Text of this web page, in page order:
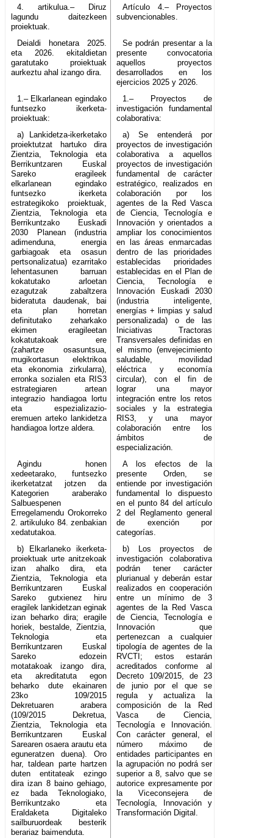
4. artikulua.– Diruz
lagundu daitezkeen
proiektuak.
Artículo 4.– Proyectos
subvencionables.
Deialdi honetara 2025.
eta 2026. ekitaldietan
garatutako proiektuak
aurkeztu ahal izango dira.
Se podrán presentar a la
presente convocatoria
aquellos proyectos
desarrollados en los
ejercicios 2025 y 2026.
1.– Elkarlanean egindako
funtsezko ikerketa-
proiektuak:
1.– Proyectos de
investigación fundamental
colaborativa:
a) Lankidetza-ikerketako
proiektutzat hartuko dira
Zientzia, Teknologia eta
Berrikuntzaren Euskal
Sareko eragileek
elkarlanean egindako
funtsezko ikerketa
estrategikoko proiektuak,
Zientzia, Teknologia eta
Berrikuntzako Euskadi
2030 Planean (industria
adimenduna, energia
garbiagoak eta osasun
pertsonalizatua) ezarritako
lehentasunen barruan
kokatutako arloetan
ezagutzak zabaltzera
bideratuta daudenak, bai
eta plan horretan
definitutako zeharkako
ekimen eragileetan
kokatutakoak ere
(zahartze osasuntsua,
mugikortasun elektrikoa
eta ekonomia zirkularra),
erronka sozialen eta RIS3
estrategiaren artean
integrazio handiagoa lortu
eta espezializazio-
eremuen arteko lankidetza
handiagoa lortze aldera.
a) Se entenderá por
proyectos de investigación
colaborativa a aquellos
proyectos de investigación
fundamental de carácter
estratégico, realizados en
colaboración por los
agentes de la Red Vasca
de Ciencia, Tecnología e
Innovación y orientados a
ampliar los conocimientos
en las áreas enmarcadas
dentro de las prioridades
establecidas prioridades
establecidas en el Plan de
Ciencia, Tecnología e
Innovación Euskadi 2030
(industria inteligente,
energías + limpias y salud
personalizada) o de las
Iniciativas Tractoras
Transversales definidas en
el mismo (envejecimiento
saludable, movilidad
eléctrica y economía
circular), con el fin de
lograr una mayor
integración entre los retos
sociales y la estrategia
RIS3, y una mayor
colaboración entre los
ámbitos de
especialización.
Agindu honen
xedeetarako, funtsezko
ikerketatzat jotzen da
Kategorien araberako
Salbuespenen
Erregelamendu Orokorreko
2. artikuluko 84. zenbakian
xedatutakoa.
A los efectos de la
presente Orden, se
entiende por investigación
fundamental lo dispuesto
en el punto 84 del artículo
2 del Reglamento general
de exención por
categorías.
b) Elkarlaneko ikerketa-
proiektuak urte anitzekoak
izan ahalko dira, eta
Zientzia, Teknologia eta
Berrikuntzaren Euskal
Sareko gutxienez hiru
eragilek lankidetzan eginak
izan beharko dira; eragile
horiek, bestalde, Zientzia,
Teknologia eta
Berrikuntzaren Euskal
Sareko edozein
motatakoak izango dira,
eta akreditatuta egon
beharko dute ekainaren
23ko 109/2015
Dekretuaren arabera
(109/2015 Dekretua,
Zientzia, Teknologia eta
Berrikuntzaren Euskal
Sarearen osaera arautu eta
eguneratzen duena). Oro
har, taldean parte hartzen
duten entitateak ezingo
dira izan 8 baino gehiago,
ez bada Teknologiako,
Berrikuntzako eta
Eraldaketa Digitaleko
sailburuordeak besterik
berariaz baimenduta.
b) Los proyectos de
investigación colaborativa
podrán tener carácter
plurianual y deberán estar
realizados en cooperación
entre un mínimo de 3
agentes de la Red Vasca
de Ciencia, Tecnología e
Innovación que
pertenezcan a cualquier
tipología de agentes de la
RVCTI; estos estarán
acreditados conforme al
Decreto 109/2015, de 23
de junio por el que se
regula y actualiza la
composición de la Red
Vasca de Ciencia,
Tecnología e Innovación.
Con carácter general, el
número máximo de
entidades participantes en
la agrupación no podrá ser
superior a 8, salvo que se
autorice expresamente por
la Viceconsejera de
Tecnología, Innovación y
Transformación Digital.